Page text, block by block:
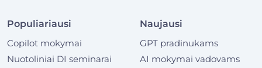
Populiariausi
Copilot mokymai
Nuotoliniai DI seminarai
Naujausi
GPT pradinukams
AI mokymai vadovams